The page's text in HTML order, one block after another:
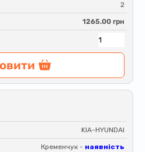
2
1265.00 грн
KIA-HYUNDAI
Кременчук - наявність